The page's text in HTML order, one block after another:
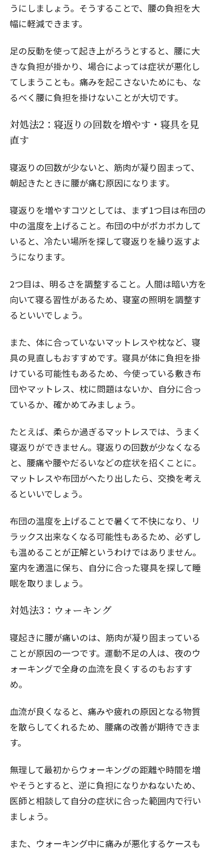
うにしましょう。そうすることで、腰の負担を大
幅に軽減できます。
足の反動を使って起き上がろうとすると、腰に大
きな負担が掛かり、場合によっては症状が悪化し
てしまうことも。痛みを起こさないためにも、な
るべく腰に負担を掛けないことが大切です。
対処法2：寝返りの回数を増やす・寝具を見
直す
寝返りの回数が少ないと、筋肉が凝り固まって、
朝起きたときに腰が痛む原因になります。
寝返りを増やすコツとしては、まず1つ目は布団の
中の温度を上げること。布団の中がポカポカして
いると、冷たい場所を探して寝返りを繰り返すよ
うになります。
2つ目は、明るさを調整すること。人間は暗い方を
向いて寝る習性があるため、寝室の照明を調整す
るといいでしょう。
また、体に合っていないマットレスや枕など、寝
具の見直しもおすすめです。寝具が体に負担を掛
けている可能性もあるため、今使っている敷き布
団やマットレス、枕に問題はないか、自分に合っ
ているか、確かめてみましょう。
たとえば、柔らか過ぎるマットレスでは、うまく
寝返りができません。寝返りの回数が少なくなる
と、腰痛や腰やだるいなどの症状を招くことに。
マットレスや布団がへたり出したら、交換を考え
るといいでしょう。
布団の温度を上げることで暑くて不快になり、リ
ラックス出来なくなる可能性もあるため、必ずし
も温めることが正解というわけではありません。
室内を適温に保ち、自分に合った寝具を探して睡
眠を取りましょう。
対処法3：ウォーキング
寝起きに腰が痛いのは、筋肉が凝り固まっている
ことが原因の一つです。運動不足の人は、夜のウ
ォーキングで全身の血流を良くするのもおすす
め。
血流が良くなると、痛みや疲れの原因となる物質
を散らしてくれるため、腰痛の改善が期待できま
す。
無理して最初からウォーキングの距離や時間を増
やそうとすると、逆に負担になりかねないため、
医師と相談して自分の症状に合った範囲内で行い
ましょう。
また、ウォーキング中に痛みが悪化するケースも